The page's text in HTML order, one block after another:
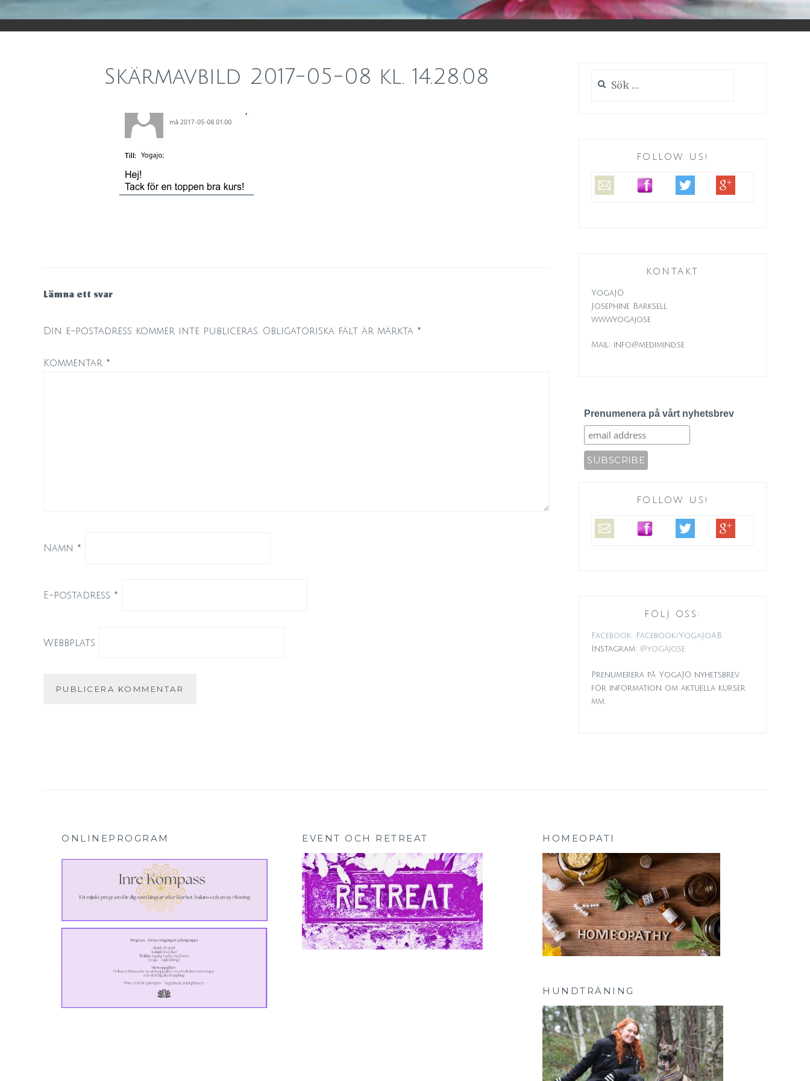
Skärmavbild 2017-05-08 kl. 14.28.08
Lämna ett svar
Din e-postadress kommer inte publiceras. Obligatoriska fält är märkta *
Kommentar *
Namn *
E-postadress *
Webbplats
efter:
FOLLOW US!
KONTAKT
YogaJO
Josephine Barksell
www.yogajo.se
Mail: info@medimind.se
Prenumenera på vårt nyhetsbrev
FOLLOW US!
FÖLJ OSS:
Facebook: Facebook/YogaJoAB
Instagram: @yogajo.se
Prenumerera på YogaJO nyhetsbrev
för information om aktuella kurser
mm.
ONLINEPROGRAM EVENT OCH RETREAT HOMEOPATI
HUNDTRÄNING